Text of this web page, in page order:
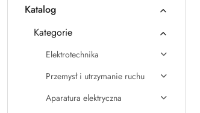
Katalog
Kategorie
Elektrotechnika
Przemysł i utrzymanie ruchu
Aparatura elektryczna